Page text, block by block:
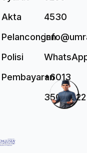
Akta
Pelancongan
Polisi
Pembayaran
4530
+6013
3500 022